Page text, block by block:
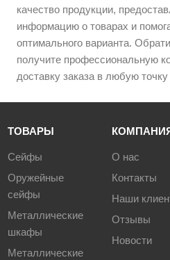
качество продукции,
информацию о товарах и
оптимального варианта.
получите профессиональную
доставку заказа в любую точку
ТОВАРЫ
Сейфы
Оружейные
сейфы
Металлические
шкафы
Металлические
О нас
Контакты
Наши
Отзывы
Новости